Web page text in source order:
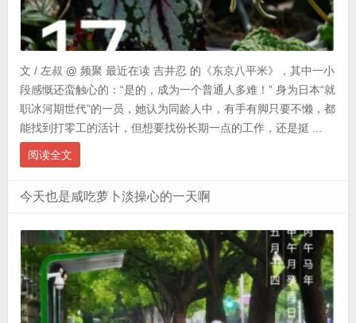
文 / 左叔 @ 频聚 最近在读 吉井忍 的《东京八平米》，其中一小
段感慨还蛮触心的：“是的，成为一个普通人多难！” 身为日本“就
职冰河期世代”的一员，她认为同龄人中，有手有脚只要不懒，都
能找到打零工的活计，但想要找份长期一点的工作，还是挺 ...
阅读全文
今天也是咸吃萝卜淡操心的一天啊